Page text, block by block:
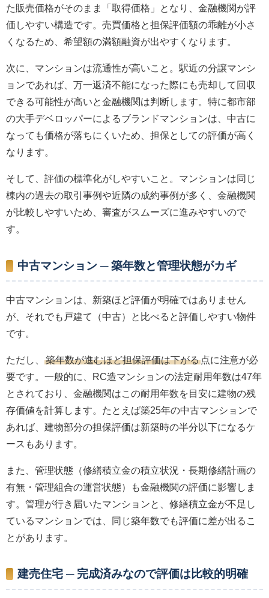
た販売価格がそのまま「取得価格」となり、金融機関が評
価しやすい構造です。売買価格と担保評価額の乖離が小さ
くなるため、希望額の満額融資が出やすくなります。
次に、マンションは流通性が高いこと。駅近の分譲マンシ
ョンであれば、万一返済不能になった際にも売却して回収
できる可能性が高いと金融機関は判断します。特に都市部
の大手デベロッパーによるブランドマンションは、中古に
なっても価格が落ちにくいため、担保としての評価が高く
なります。
そして、評価の標準化がしやすいこと。マンションは同じ
棟内の過去の取引事例や近隣の成約事例が多く、金融機関
が比較しやすいため、審査がスムーズに進みやすいので
す。
中古マンション ─ 築年数と管理状態がカギ
中古マンションは、新築ほど評価が明確ではありません
が、それでも戸建て（中古）と比べると評価しやすい物件
です。
ただし、 築年数が進むほど担保評価は下がる 点に注意が必
要です。一般的に、RC造マンションの法定耐用年数は47年
とされており、金融機関はこの耐用年数を目安に建物の残
存価値を計算します。たとえば築25年の中古マンションで
あれば、建物部分の担保評価は新築時の半分以下になるケ
ースもあります。
また、管理状態（修繕積立金の積立状況・長期修繕計画の
有無・管理組合の運営状態）も金融機関の評価に影響しま
す。管理が行き届いたマンションと、修繕積立金が不足し
ているマンションでは、同じ築年数でも評価に差が出るこ
とがあります。
建売住宅 ─ 完成済みなので評価は比較的明確